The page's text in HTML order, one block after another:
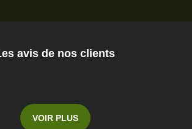
avis de nos clients
VOIR PLUS